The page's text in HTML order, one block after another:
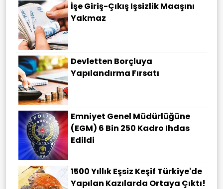
İşe Giriş-Çıkış Işsizlik Maaşını
Yakmaz
Devletten Borçluya
Yapılandırma Fırsatı
Emniyet Genel Müdürlüğüne
(EGM) 6 Bin 250 Kadro Ihdas
Edildi
1500 Yıllık Eşsiz Keşif Türkiye'de
Yapılan Kazılarda Ortaya Çıktı!